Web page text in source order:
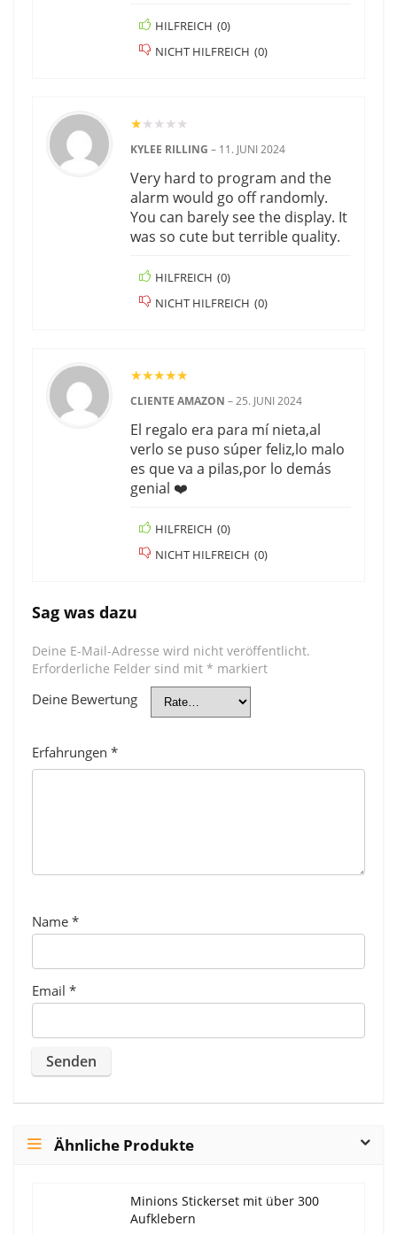
HILFREICH (0)
NICHT HILFREICH (0)
★★ ★ ★ ★
KYLEE RILLING – 11. JUNI 2024
Very hard to program and the
alarm would go off randomly.
You can barely see the display. It
was so cute but terrible quality.
HILFREICH (0)
NICHT HILFREICH (0)
★★★★★
CLIENTE AMAZON –25. JUNI 2024
El regalo era para mí nieta,al
verlo se puso súper feliz,lo malo
es que va a pilas,por lo demás
genial ❤️
HILFREICH (0)
NICHT HILFREICH (0)
Sag was dazu
Deine E-Mail-Adresse wird nicht veröffentlicht.
Erforderliche Felder sind mit * markiert
Deine Bewertung
Erfahrungen *
Name *
Email *
Ähnliche Produkte
Minions Stickerset mit über 300
Aufklebern